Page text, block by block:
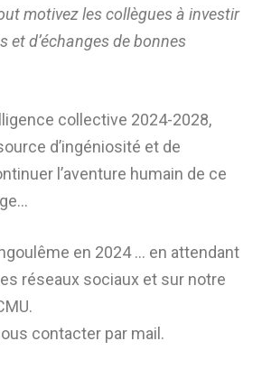
motivez les collègues à investir
et d’échanges de bonnes
collective 2024-2028,
d’ingéniosité et de
l’aventure humain de ce
en 2024 … en attendant
réseaux sociaux et sur notre
contacter par mail.